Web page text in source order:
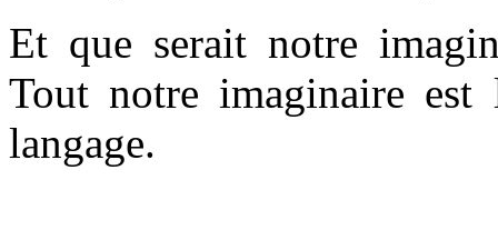
Et que serait notre
Tout notre imaginaire
langage.